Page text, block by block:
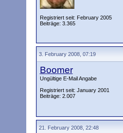
Registriert seit: February 2005
Beiträge: 3.365
3. February 2008, 07:19
Boomer
Ungültige E-Mail Angabe
Registriert seit: January 2001
Beiträge: 2.007
21. February 2008, 22:48